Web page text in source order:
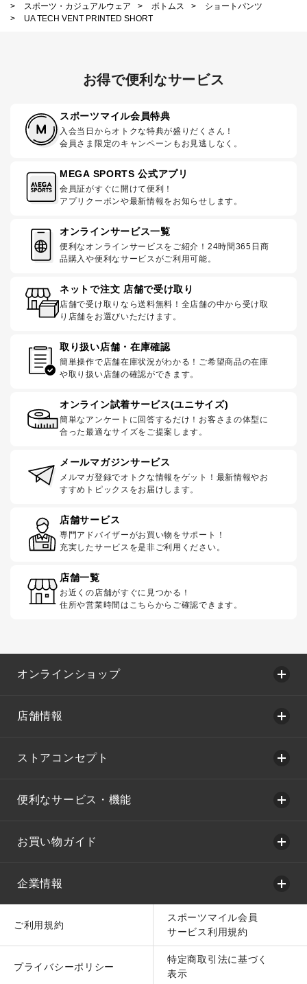
>
スポーツ・カジュアルウェア > ボトムス >
ショートパンツ
>
UA TECH VENT PRINTED SHORT
お得で便利なサービス
スポーツマイル会員特典
入会当日からオトクな特典が盛りだくさん！
会員さま限定のキャンペーンもお見逃しなく。
MEGA SPORTS 公式アプリ
会員証がすぐに開けて便利！
アプリクーポンや最新情報をお知らせします。
オンラインサービス一覧
便利なオンラインサービスをご紹介！24時間365日商
品購入や便利なサービスがご利用可能。
ネットで注文 店舗で受け取り
店舗で受け取りなら送料無料！全店舗の中から受け取
り店舗をお選びいただけます。
取り扱い店舗・在庫確認
簡単操作で店舗在庫状況がわかる！ご希望商品の在庫
や取り扱い店舗の確認ができます。
オンライン試着サービス(ユニサイズ)
簡単なアンケートに回答するだけ！お客さまの体型に
合った最適なサイズをご提案します。
メールマガジンサービス
メルマガ登録でオトクな情報をゲット！最新情報やお
すすめトピックスをお届けします。
店舗サービス
専門アドバイザーがお買い物をサポート！
充実したサービスを是非ご利用ください。
店舗一覧
お近くの店舗がすぐに見つかる！
住所や営業時間はこちらからご確認できます。
オンラインショップ
店舗情報
ストアコンセプト
便利なサービス・機能
お買い物ガイド
企業情報
ご利用規約
スポーツマイル会員
サービス利用規約
プライバシーポリシー
特定商取引法に基づく
表示